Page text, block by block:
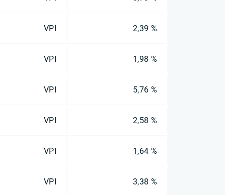
VPI 2,39 %
VPI 1,98 %
VPI 5,76 %
VPI 2,58 %
VPI 1,64 %
VPI 3,38 %